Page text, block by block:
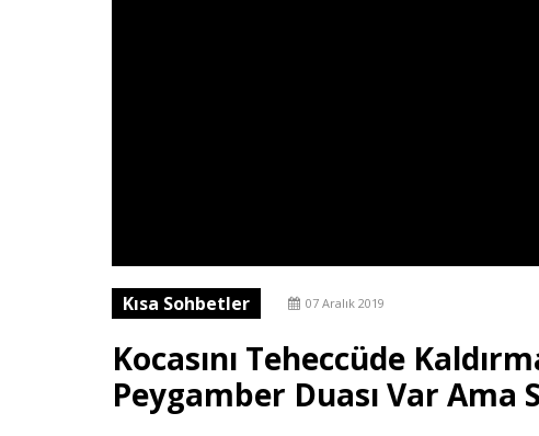
Kısa Sohbetler 07 Aralık 2019
Kocasını Teheccüde
Peygamber Duası Var Ama